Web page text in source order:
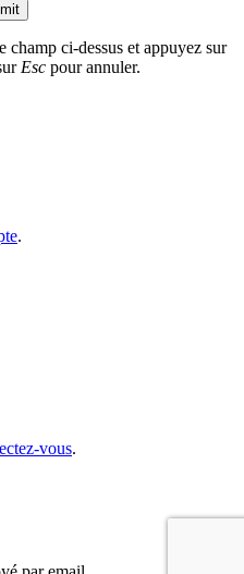
champ ci-dessus et appuyez sur
Esc pour annuler.
.
vous.